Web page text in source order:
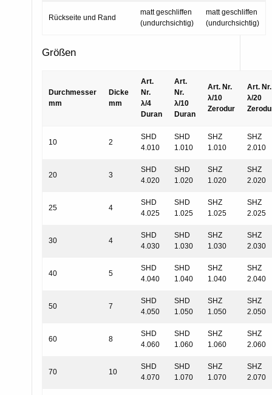
Rückseite und Rand
matt geschliffen
(undurchsichtig)
matt geschliffen
(undurchsichtig)
Größen
Durchmesser
mm
Dicke
mm
Art.
Nr.
λ/4
Duran
Art.
Nr.
λ/10
Duran
Art. Nr.
λ/10
Zerodur
Art. Nr.
λ/20
10 2
SHD
4.010
SHD
1.010
SHZ
1.010
SHZ
2.010
20 3
SHD
4.020
SHD
1.020
SHZ
1.020
SHZ
2.020
25 4
SHD
4.025
SHD
1.025
SHZ
1.025
SHZ
2.025
30 4
SHD
4.030
SHD
1.030
SHZ
1.030
SHZ
2.030
40 5
SHD
4.040
SHD
1.040
SHZ
1.040
SHZ
2.040
50 7
SHD
4.050
SHD
1.050
SHZ
1.050
SHZ
2.050
60 8
SHD
4.060
SHD
1.060
SHZ
1.060
SHZ
2.060
70 10
SHD
4.070
SHD
1.070
SHZ
1.070
SHZ
2.070